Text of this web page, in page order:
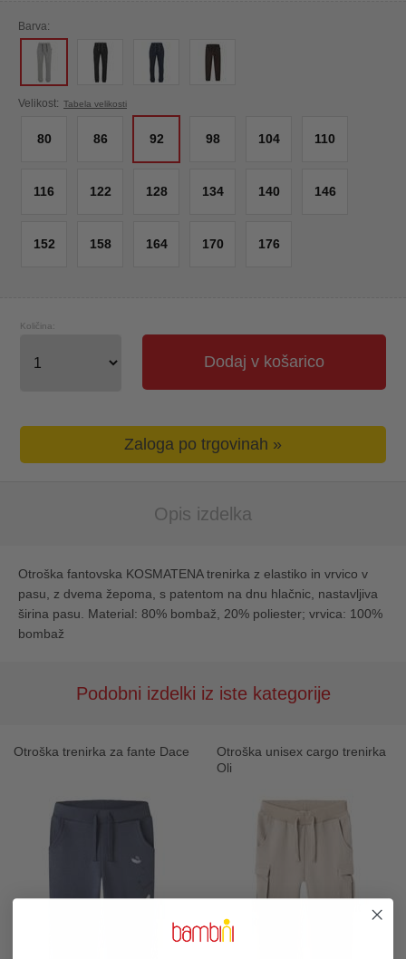
Barva:
Velikost: Tabela velikosti
80 86 92 98 104 110
116 122 128 134 140 146
152 158 164 170 176
Dodaj v košarico
Količina:
Zaloga po trgovinah »
Opis izdelka
Otroška fantovska KOSMATENA trenirka z elastiko in vrvico v
pasu, z dvema žepoma, s patentom na dnu hlačnic, nastavljiva
širina pasu. Material: 80% bombaž, 20% poliester; vrvica: 100%
bombaž
Podobni izdelki iz iste kategorije
Otroška trenirka za fante Dace
Otroška unisex cargo trenirka
Oli